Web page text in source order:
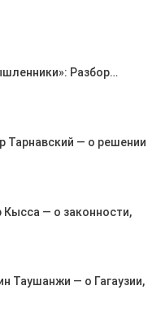
Разбор…
Тарнавский — о решении
— о законности,
Таушанжи — о Гагаузии,